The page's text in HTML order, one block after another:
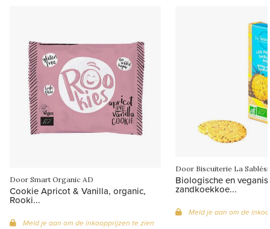
Door Smart Organic AD
Cookie Apricot & Vanilla, organic,
Rooki...
Meld je aan om de inkoopprijzen te zien
Door Biscuiterie La
Biologische en
zandkoekkoe...
Meld je aan om de